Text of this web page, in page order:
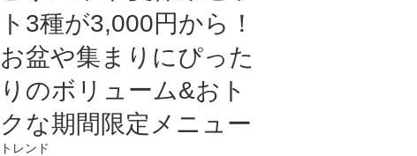
ト3種が3,000円から！
お盆や集まりにぴった
りのボリューム&おト
クな期間限定メニュー
トレンド